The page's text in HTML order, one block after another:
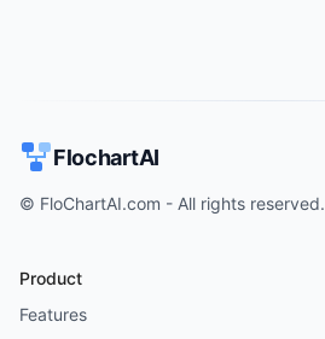
FlochartAI
© FloChartAI.com - All rights reserved.
Product
Features